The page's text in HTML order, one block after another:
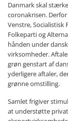
Danmark skal
coronakrisen.
Venstre, Socialistisk
Folkeparti og
hånden under
virksomheder.
grøn genstart af
yderligere aftaler,
grønne omstilling.
Samlet frigiver
at understøtte